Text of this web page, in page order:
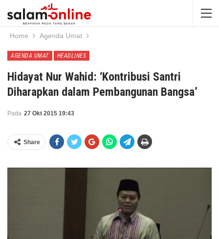
Home Agenda Umat
AGENDA UMAT HEADLINES
Hidayat Nur Wahid: ‘Kontribusi Santri
Diharapkan dalam Pembangunan Bangsa’
Pada 27 Okt 2015 19:43
Share